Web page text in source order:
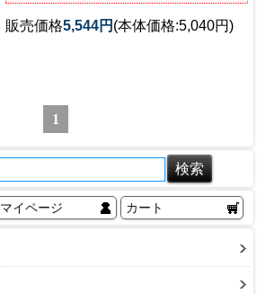
販売価格5,544円 (本体価格:5,040円)
1
マイページ カート